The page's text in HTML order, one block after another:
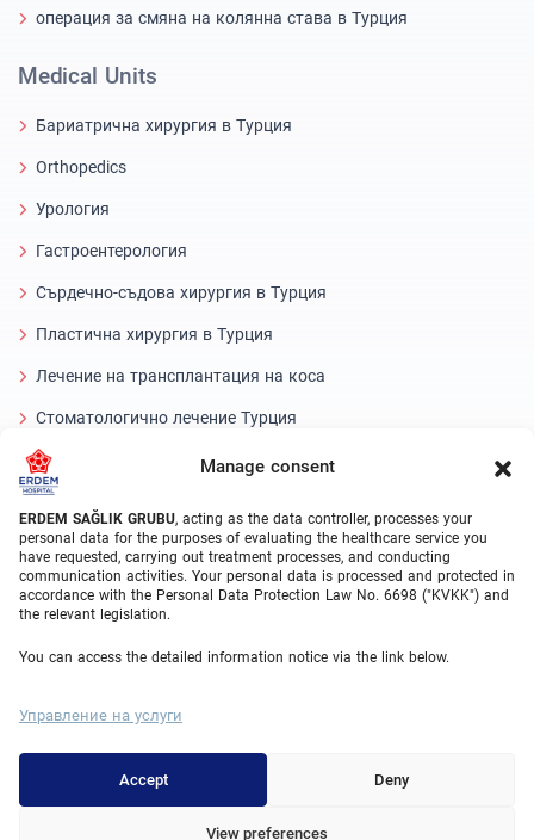
Manage consent
ERDEM SAĞLIK GRUBU, acting as the data controller, processes your
personal data for the purposes of evaluating the healthcare service you
have requested, carrying out treatment processes, and conducting
communication activities. Your personal data is processed and protected in
accordance with the Personal Data Protection Law No. 6698 ("KVKK") and
the relevant legislation.
You can access the detailed information notice via the link below.
Управление на услуги
Accept Deny
View preferences
операция за смяна на колянна става в Турция
Medical Units
Бариатрична хирургия в Турция
Orthopedics
Урология
Гастроентерология
Сърдечно-съдова хирургия в Турция
Пластична хирургия в Турция
Лечение на трансплантация на коса
Стоматологично лечение Турция
Лазерно око
About Erdem
За нас
Medical Units
Medical Team